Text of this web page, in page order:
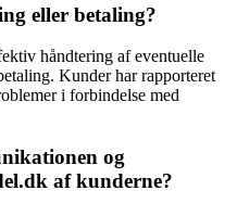
eller betaling?
håndtering af eventuelle
Kunder har rapporteret
i forbindelse med
og
af kunderne?